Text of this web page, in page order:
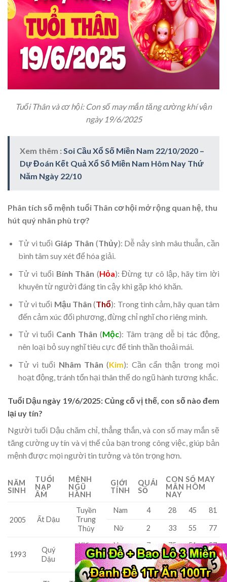
Tuổi Thân và cơ hội: Con số may mắn tăng cường khí vận
ngày 19/6/2025
Xem thêm : Soi Cầu Xổ Số Miền Nam 22/10/2020 –
Dự Đoán Kết Quả Xổ Số Miền Nam Hôm Nay Thứ
Năm Ngày 22/10
Phân tích số mệnh tuổi Thân cơ hội mở rộng quan hệ, thu
hút quý nhân phù trợ?
Tử vi tuổi Giáp Thân (Thủy): Dễ nảy sinh mâu thuẫn, cần
bình tâm suy xét để hóa giải.
Tử vi tuổi Bính Thân (Hỏa): Đừng tự cô lập, hãy tìm lời
khuyên từ người đáng tin cậy khi gặp khó khăn.
Tử vi tuổi Mậu Thân (Thổ): Trong tình cảm, hãy quan tâm
đến cảm xúc đối phương, đừng chỉ nghĩ cho riêng mình.
Tử vi tuổi Canh Thân (Mộc): Tâm trạng dễ bị tác động,
nên loại bỏ suy nghĩ tiêu cực để tinh thần thoải mái.
Tử vi tuổi Nhâm Thân (Kim): Cần cẩn thận trong mọi
hoạt động, tránh tổn hại thân thể do ngũ hành tương khắc.
Tuổi Dậu ngày 19/6/2025: Củng cố vị thế, con số nào đem
lại uy tín?
Người tuổi Dậu chăm chỉ, thẳng thắn, và con số may mắn sẽ
tăng cường uy tín và vị thế của bạn trong công việc, giúp bản
mệnh được mọi người tin tưởng và tôn trọng hơn.
NĂM
SINH
TUỔI
NẠP
ÂM
MỆNH
NGŨ
HÀNH
GIỚI
TÍNH
QUÁI
SỐ
CON SỐ MAY
MẮN HÔM
NAY
2005 Ất Dậu
Tuyền
Trung
Thủy
Nam 4 28 45 81
Nữ 2 33 55 77
1993
Quý
Dậu
Kiếm
Phong
Kim
Nam 7 75 51 57
Nữ 8 85 29 46